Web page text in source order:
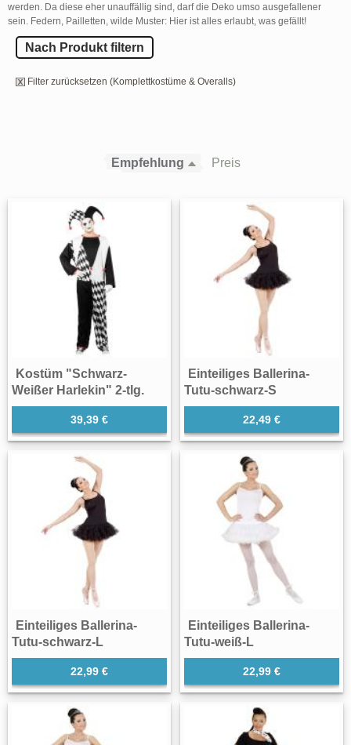
werden. Da diese eher unauffällig sind, darf die Deko umso ausgefallener
sein. Federn, Pailletten, wilde Muster: Hier ist alles erlaubt, was gefällt!
Nach Produkt filtern
Filter zurücksetzen (Komplettkostüme & Overalls)
Empfehlung Preis
Kostüm "Schwarz-
Weißer Harlekin" 2-tlg.
39,39 €
Einteiliges Ballerina-
Tutu-schwarz-S
22,49 €
Einteiliges Ballerina-
Tutu-schwarz-L
22,99 €
Einteiliges Ballerina-
Tutu-weiß-L
22,99 €